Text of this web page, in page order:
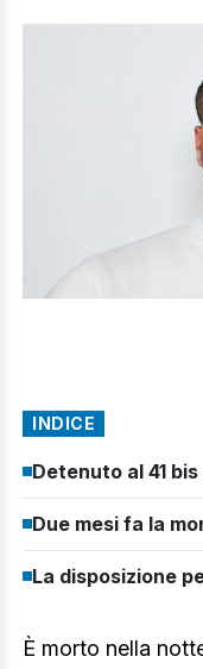
INDICE
Detenuto al 41
Due mesi fa la
La disposizione
È morto nella